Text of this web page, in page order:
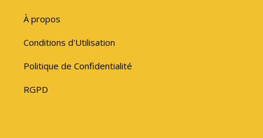
À propos
Conditions d'Utilisation
Politique de Confidentialité
RGPD